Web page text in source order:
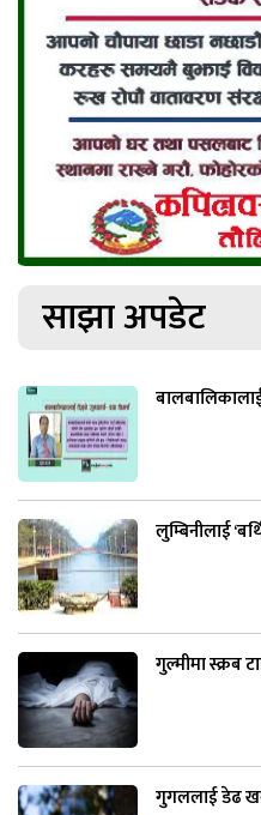
साझा अपडेट
लुम्बिनीलाई
गुल्मीमा स्क्रब
गुगललाई डेढ